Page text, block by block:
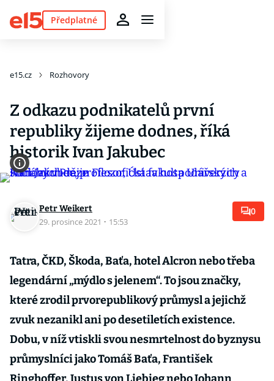
Předplatné
e15.cz Rozhovory
Z odkazu podnikatelů první
republiky žijeme dodnes, říká
historik Ivan Jakubec
Petr Weikert
29. prosince 2021 · 15:53
0
Tatra, ČKD, Škoda, Baťa, hotel Alcron nebo třeba
legendární „mýdlo s jelenem“. To jsou značky,
které zrodil prvorepublikový průmysl a jejichž
zvuk nezanikl ani po desetiletích existence.
Dobu, v níž vtiskli svou nesmrtelnost do byznysu
průmyslníci jako Tomáš Baťa, František